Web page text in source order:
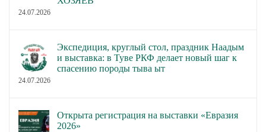
24.07.2026
Экспедиция, круглый стол, праздник Наадым
и выставка: в Туве РКФ делает новый шаг к
спасению породы тыва ыт
24.07.2026
Открыта регистрация на выставки «Евразия
2026»